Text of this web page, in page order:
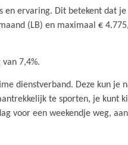
en ervaring. Dit betekent dat
(LB) en maximaal €
7,4%.
dienstverband. Deze kun je
te sporten, je kunt
voor een weekendje weg,